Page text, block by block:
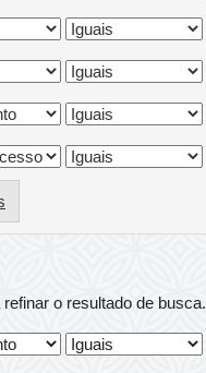
o resultado de busca.